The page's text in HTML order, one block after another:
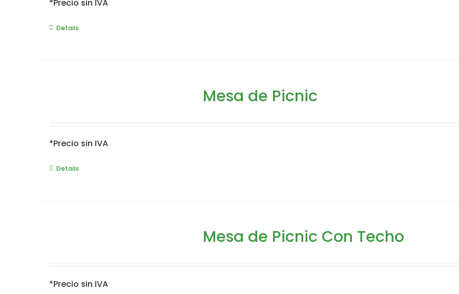
*Precio sin IVA
Details
Mesa de Picnic
*Precio sin IVA
Details
Mesa de Picnic Con Techo
*Precio sin IVA